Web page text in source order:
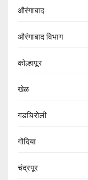
औरंगाबाद
औरंगाबाद विभाग‌
कोल्हापूर
खेळ
गडचिरोली
गोंदिया
चंद्रपूर